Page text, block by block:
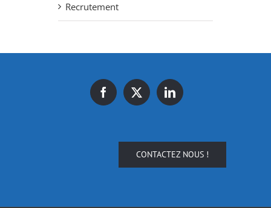
Recrutement
CONTACTEZ NOUS !